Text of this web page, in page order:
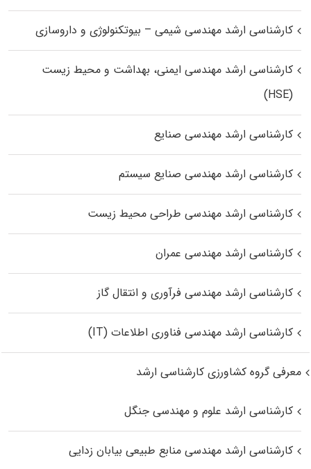
کارشناسی ارشد مهندسی شیمی – بیوتکنولوژی و داروسازی
کارشناسی ارشد مهندسی ایمنی، بهداشت و محیط زیست
(HSE)
کارشناسی ارشد مهندسی صنایع
کارشناسی ارشد مهندسی صنایع سیستم
کارشناسی ارشد مهندسی طراحی محیط زیست
کارشناسی ارشد مهندسی عمران
کارشناسی ارشد مهندسی فرآوری و انتقال گاز
کارشناسی ارشد مهندسی فناوری اطلاعات (IT)
معرفی گروه کشاورزی کارشناسی ارشد
کارشناسی ارشد علوم و مهندسی جنگل
کارشناسی ارشد مهندسی منابع طبیعی بیابان زدایی